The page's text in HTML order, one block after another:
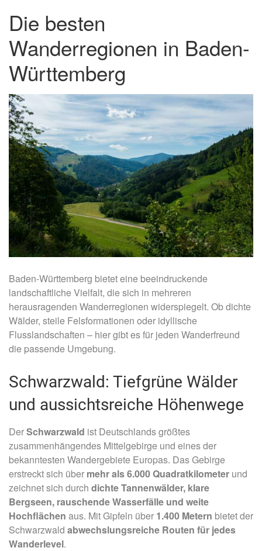
Die besten
Wanderregionen in Baden-
Württemberg
Baden-Württemberg bietet eine beeindruckende
landschaftliche Vielfalt, die sich in mehreren
herausragenden Wanderregionen widerspiegelt. Ob dichte
Wälder, steile Felsformationen oder idyllische
Flusslandschaften – hier gibt es für jeden Wanderfreund
die passende Umgebung.
Schwarzwald: Tiefgrüne Wälder
und aussichtsreiche Höhenwege
DerSchwarzwald ist Deutschlands größtes
zusammenhängendes Mittelgebirge und eines der
bekanntesten Wandergebiete Europas. Das Gebirge
erstreckt sich über mehr als 6.000 Quadratkilometer und
zeichnet sich durch dichte Tannenwälder, klare
Bergseen, rauschende Wasserfälle und weite
Hochflächen aus. Mit Gipfeln über 1.400 Metern bietet der
Schwarzwald abwechslungsreiche Routen für jedes
Wanderlevel.